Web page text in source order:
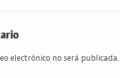
electrónico no será publicada.